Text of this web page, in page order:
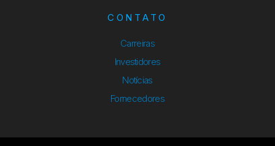
CONTATO
Carreiras
Investidores
Notícias
Fornecedores